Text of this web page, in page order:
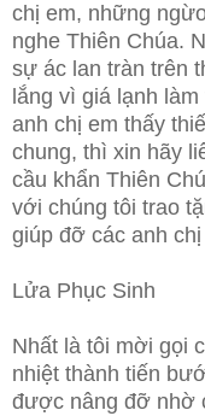
chị em, những
nghe Thiên Chúa.
sự ác lan tràn trên
lắng vì giá lạnh
anh chị em thấy
chung, thì xin hãy
cầu khẩn Thiên
với chúng tôi trao
giúp đỡ các anh
Lửa Phục Sinh
Nhất là tôi mời gọi
nhiệt thành tiến
được nâng đỡ nhờ